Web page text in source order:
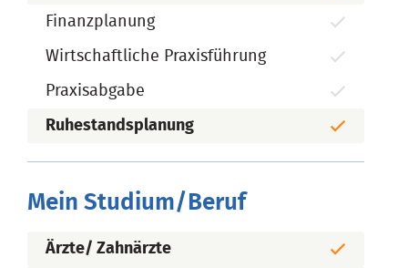
Finanzplanung
Wirtschaftliche Praxisführung
Praxisabgabe
Ruhestandsplanung
Mein Studium/Beruf
Ärzte/ Zahnärzte